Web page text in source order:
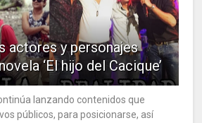
actores y personajes
‘El hijo del Cacique’
lanzando contenidos que
públicos, para posicionarse, así